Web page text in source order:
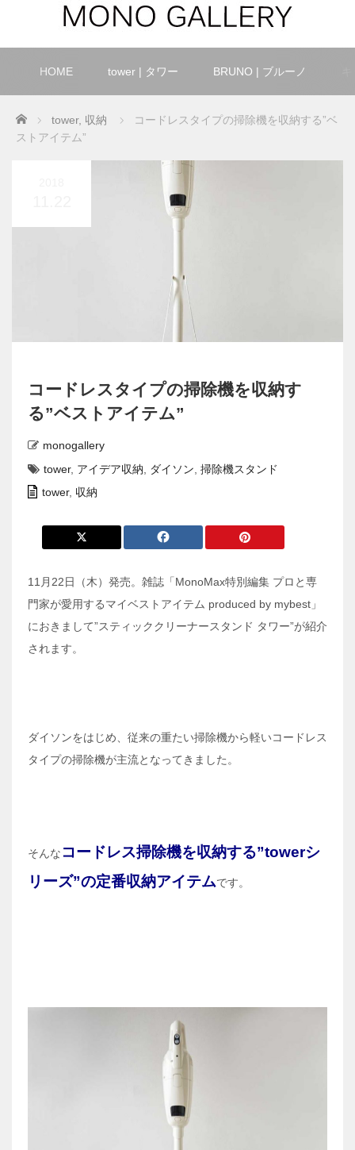
HOME tower | タワー BRUNO | ブルーノ
Home tower, 収納
コードレスタイプの掃除機を収納する”ベ
ストアイテム”
コードレスタイプの掃除機を収納す
る”ベストアイテム”
monogallery
tower, アイデア収納 ダイソン 掃除機スタンド
tower, 収納
11月22日（木）発売。雑誌「MonoMax特別編集 プロと専
門家が愛用するマイベストアイテム produced by mybest」
におきまして”スティッククリーナースタンド タワー”が紹介
されます。
ダイソンをはじめ、従来の重たい掃除機から軽いコードレス
タイプの掃除機が主流となってきました。
そんなコードレス掃除機を収納する”towerシ
リーズ”の定番収納アイテムです。